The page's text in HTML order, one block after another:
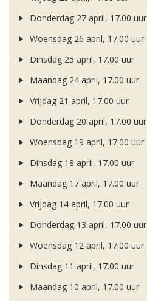
Donderdag 27 april, 17.00 uur
Woensdag 26 april, 17.00 uur
Dinsdag 25 april, 17.00 uur
Maandag 24 april, 17.00 uur
Vrijdag 21 april, 17.00 uur
Donderdag 20 april, 17.00 uur
Woensdag 19 april, 17.00 uur
Dinsdag 18 april, 17.00 uur
Maandag 17 april, 17.00 uur
Vrijdag 14 april, 17.00 uur
Donderdag 13 april, 17.00 uur
Woensdag 12 april, 17.00 uur
Dinsdag 11 april, 17.00 uur
Maandag 10 april, 17.00 uur